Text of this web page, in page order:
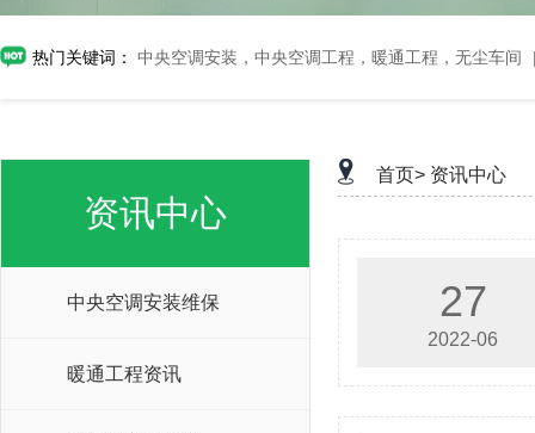
热门关键词： 中央空调安装，中央空调工程，暖通工程，无尘车间
资讯中心
中央空调安装维保
暖通工程资讯
首页> 资讯中心
27
2022-06